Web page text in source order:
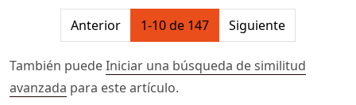
##issue.pagination##
Anterior 1-10 de 147 Siguiente
También puedeIniciar una búsqueda de similitud
avanzada para este artículo.